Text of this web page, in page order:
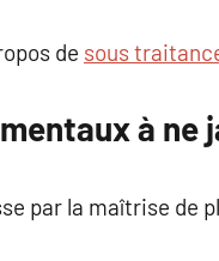
de sous
à ne
par la maîtrise de